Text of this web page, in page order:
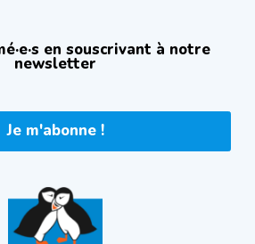
en souscrivant à notre
newsletter
Je m'abonne !